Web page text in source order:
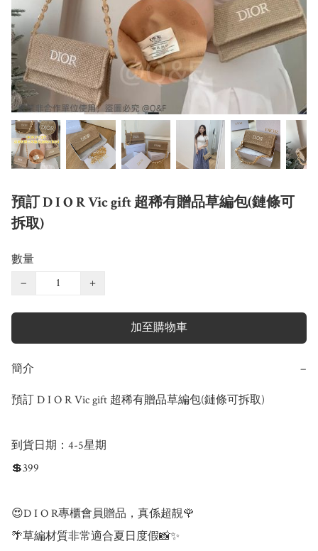
預訂 D I O R Vic gift 超稀有贈品草編包(鏈條可
拆取)
數量
−
+
加至購物車
簡介 −
預訂 D I O R Vic gift 超稀有贈品草編包(鏈條可拆取)
到貨日期：4-5星期
💲399
😍D I O R專櫃會員贈品，真係超靚🌹
🌴草編材質非常適合夏日度假📸✨